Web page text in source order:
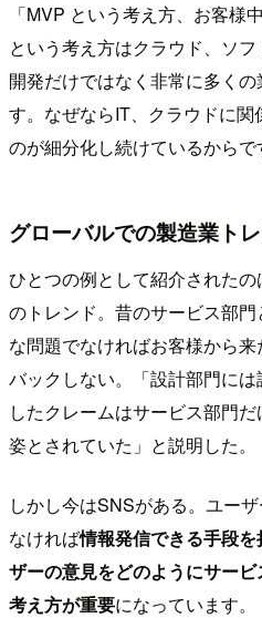
「MVP という考え方、お客様
という考え方はクラウド、ソ
開発だけではなく非常に多く
す。なぜならIT、クラウドに関
のが細分化し続けているからで
グローバルでの製造業ト
ひとつの例として紹介された
のトレンド。昔のサービス部
な問題でなければお客様から
バックしない。「設計部門に
したクレームはサービス部門
姿とされていた」と説明した。
しかし今はSNSがある。ユー
なければ情報発信できる手段を
ザーの意見をどのようにサー
考え方が重要になっています。